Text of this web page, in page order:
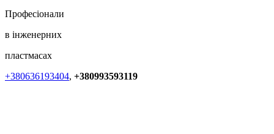
Професіонали
в інженерних
пластмасах
+380636193404, +380993593119